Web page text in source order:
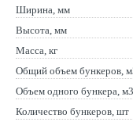
Ширина, мм
Высота, мм
Масса, кг
Общий объем бункеров,
Объем одного бункера, м3
Количество бункеров, шт